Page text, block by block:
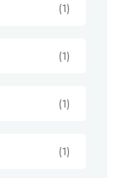
(1)
(1)
(1)
(1)